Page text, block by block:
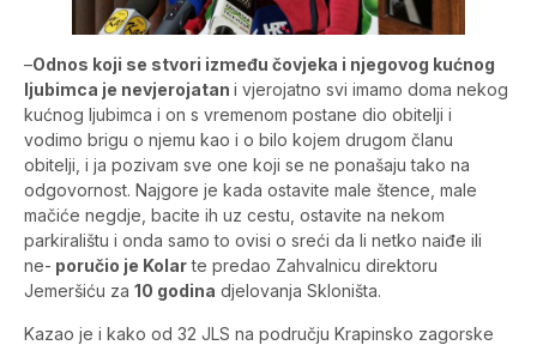
–Odnos koji se stvori između čovjeka i njegovog kućnog
ljubimca je nevjerojatan i vjerojatno svi imamo doma nekog
kućnog ljubimca i on s vremenom postane dio obitelji i
vodimo brigu o njemu kao i o bilo kojem drugom članu
obitelji, i ja pozivam sve one koji se ne ponašaju tako na
odgovornost. Najgore je kada ostavite male štence, male
mačiće negdje, bacite ih uz cestu, ostavite na nekom
parkiralištu i onda samo to ovisi o sreći da li netko naiđe ili
ne- poručio je Kolarte predao Zahvalnicu direktoru
Jemeršiću za 10 godina djelovanja Skloništa.
Kazao je i kako od 32 JLS na području Krapinsko zagorske